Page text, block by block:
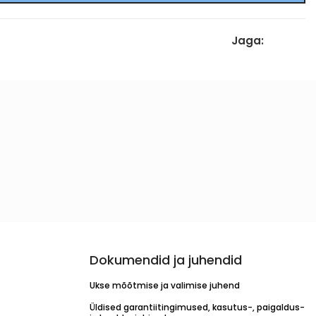
Jaga:
Dokumendid ja juhendid
Ukse mõõtmise ja valimise juhend
Üldised garantiitingimused, kasutus-, paigaldus-